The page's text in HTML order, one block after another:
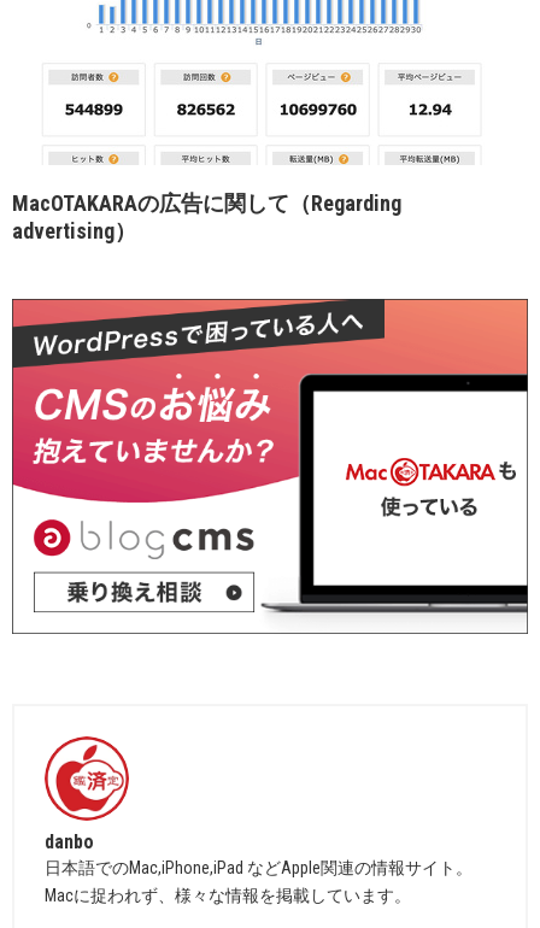
MacOTAKARAの広告に関して（Regarding
advertising）
danbo
日本語でのMac,iPhone,iPad などApple関連の情報サイト。
Macに捉われず、様々な情報を掲載しています。